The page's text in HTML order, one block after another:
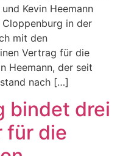
Kevin Heemann
in der
mit den
Vertrag für die
Heemann, der seit
nach […]
bindet drei
für die